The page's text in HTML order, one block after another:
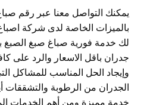
يمكنك التواصل معنا عبر رقم
بالميزات الخاصة لدى شركة
لك خدمة فورية صباغ صبغ الصبغ
جدران باقل الاسعار والرد على
وإيجاد الحل المناسب للمشاكل
الجدران من الرطوبة والتشققات
خدمة مميزة ومن أهم الخدمات